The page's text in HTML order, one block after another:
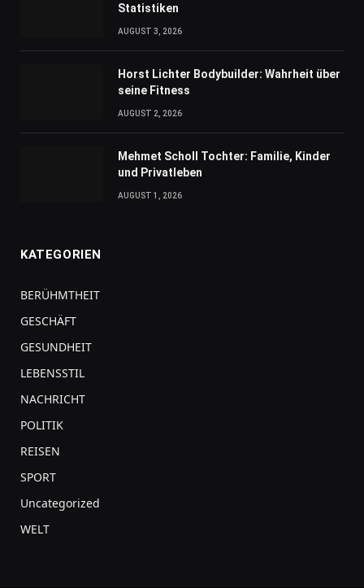
Statistiken
AUGUST 3, 2026
Horst Lichter Bodybuilder: Wahrheit über
seine Fitness
AUGUST 2, 2026
Mehmet Scholl Tochter: Familie, Kinder
und Privatleben
AUGUST 1, 2026
KATEGORIEN
BERÜHMTHEIT
GESCHÄFT
GESUNDHEIT
LEBENSSTIL
NACHRICHT
POLITIK
REISEN
SPORT
Uncategorized
WELT